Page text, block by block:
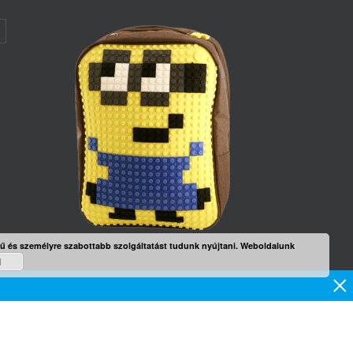
×
és személyre szabottabb szolgáltatást tudunk nyújtani. Weboldalunk